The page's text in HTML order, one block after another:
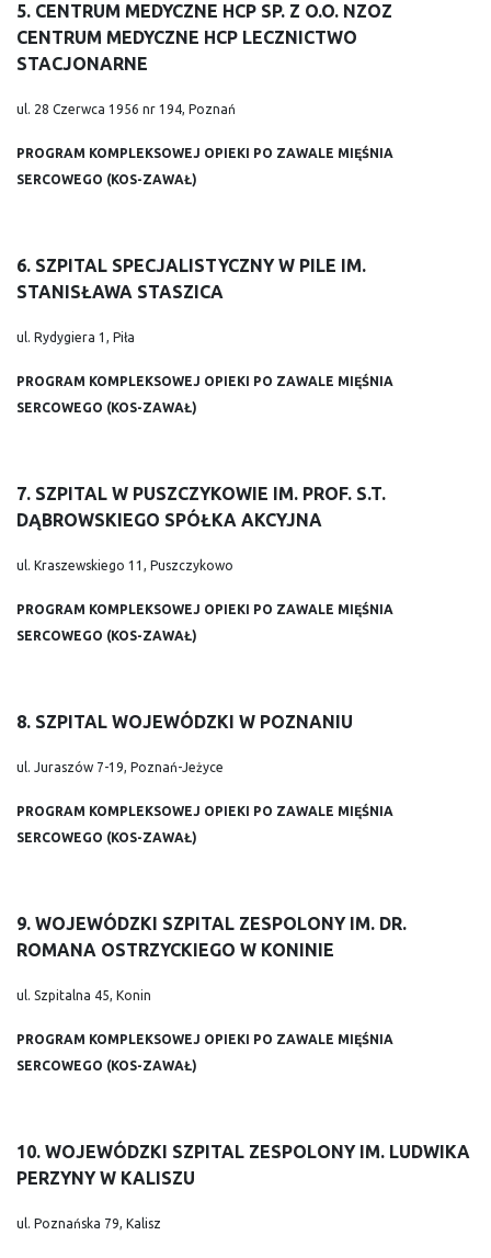
5. CENTRUM MEDYCZNE HCP SP. Z O.O. NZOZ
CENTRUM MEDYCZNE HCP LECZNICTWO
STACJONARNE
ul. 28 Czerwca 1956 nr 194, Poznań
PROGRAM KOMPLEKSOWEJ OPIEKI PO ZAWALE MIĘŚNIA
SERCOWEGO (KOS-ZAWAŁ)
6. SZPITAL SPECJALISTYCZNY W PILE IM.
STANISŁAWA STASZICA
ul. Rydygiera 1, Piła
PROGRAM KOMPLEKSOWEJ OPIEKI PO ZAWALE MIĘŚNIA
SERCOWEGO (KOS-ZAWAŁ)
7. SZPITAL W PUSZCZYKOWIE IM. PROF. S.T.
DĄBROWSKIEGO SPÓŁKA AKCYJNA
ul. Kraszewskiego 11, Puszczykowo
PROGRAM KOMPLEKSOWEJ OPIEKI PO ZAWALE MIĘŚNIA
SERCOWEGO (KOS-ZAWAŁ)
8. SZPITAL WOJEWÓDZKI W POZNANIU
ul. Juraszów 7-19, Poznań-Jeżyce
PROGRAM KOMPLEKSOWEJ OPIEKI PO ZAWALE MIĘŚNIA
SERCOWEGO (KOS-ZAWAŁ)
9. WOJEWÓDZKI SZPITAL ZESPOLONY IM. DR.
ROMANA OSTRZYCKIEGO W KONINIE
ul. Szpitalna 45, Konin
PROGRAM KOMPLEKSOWEJ OPIEKI PO ZAWALE MIĘŚNIA
SERCOWEGO (KOS-ZAWAŁ)
10. WOJEWÓDZKI SZPITAL ZESPOLONY IM. LUDWIKA
PERZYNY W KALISZU
ul. Poznańska 79, Kalisz